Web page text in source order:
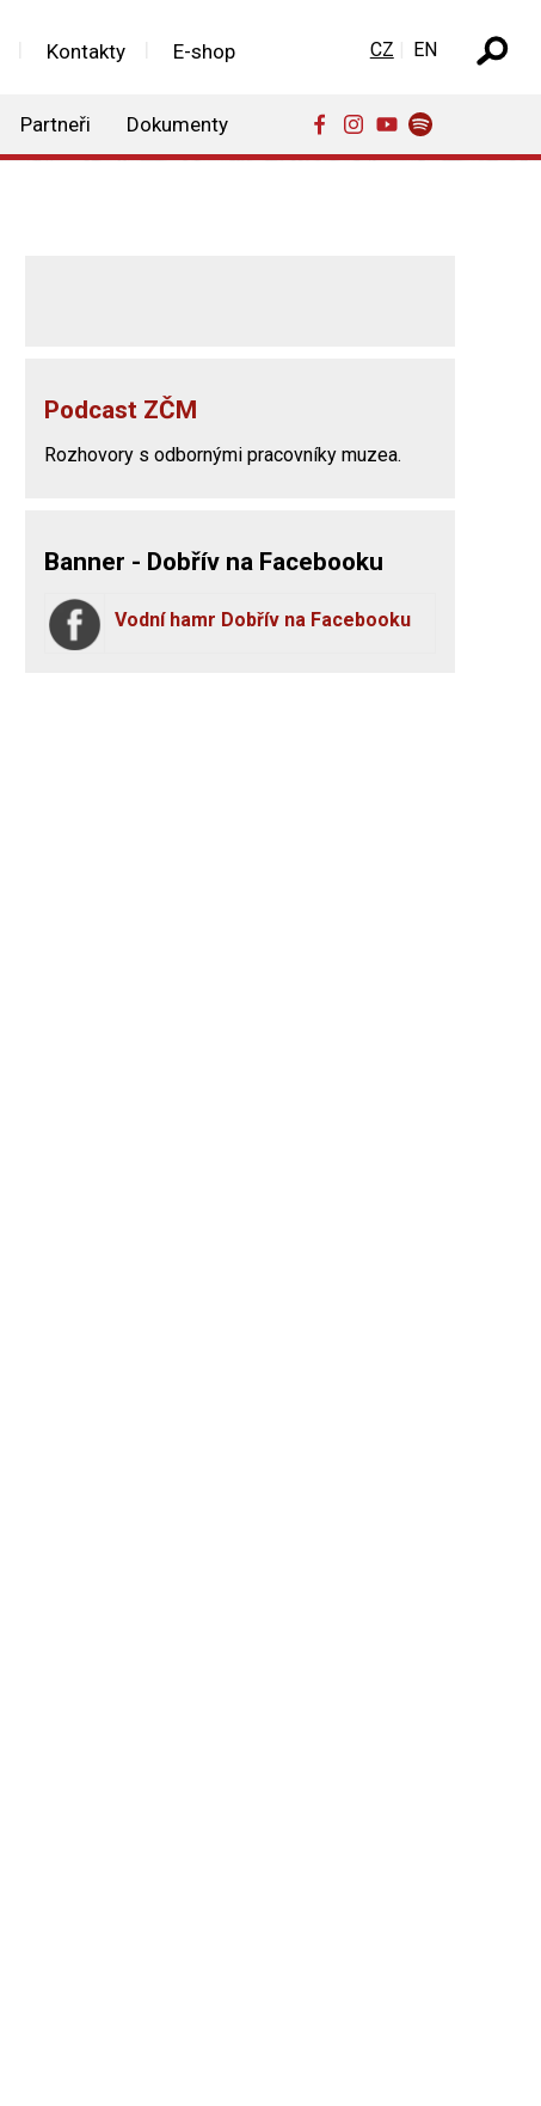
Kontakty E-shop
Partneři Dokumenty
Zvolte jazyk
CZ EN
Podcast ZČM
Rozhovory s odbornými pracovníky muzea.
Banner - Dobřív na Facebooku
Vodní hamr Dobřív na Facebooku